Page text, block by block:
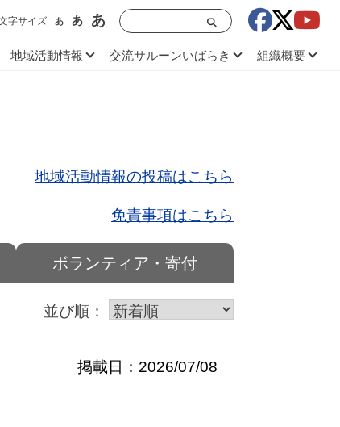
字サイズ あ あ あ
地域活動情報 交流サルーンいばらき 組織概要
地域活動情報の投稿はこちら
免責事項はこちら
ボランティア・寄付
並び順：
掲載日：2026/07/08